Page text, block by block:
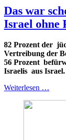
Das war
Israel ohne
82 Prozent der
Vertreibung der
56 Prozent
Israelis aus Israel.
Weiterlesen …